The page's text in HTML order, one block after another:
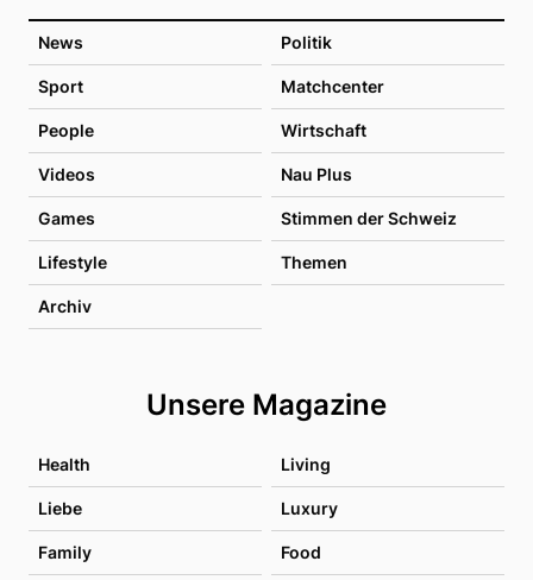
News Politik
Sport Matchcenter
People Wirtschaft
Videos Nau Plus
Games Stimmen der Schweiz
Lifestyle Themen
Archiv
Unsere Magazine
Health Living
Liebe Luxury
Family Food